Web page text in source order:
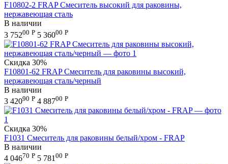
F10802-2 FRAP Смеситель высокий для раковины,
нержавеющая сталь
В наличии
3 75200 Р 5 36000 Р
Скидка 30%
F10801-62 FRAP Смеситель для раковины высокий,
нержавеющая сталь/черный
В наличии
3 42090 Р 4 88700 Р
Скидка 30%
F1031 Смеситель для раковины белый/хром - FRAP
В наличии
4 04670 Р 5 781 00 Р